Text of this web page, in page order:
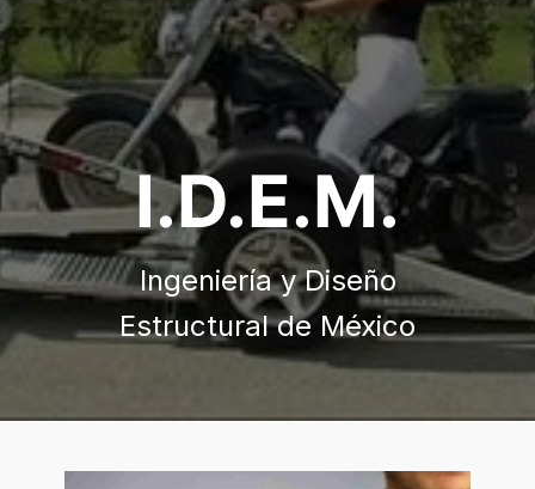
I.D.E.M.
Ingeniería y Diseño
Estructural de México